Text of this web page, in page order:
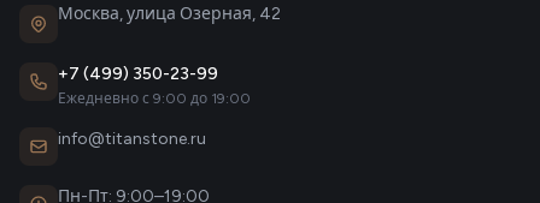
Москва, улица Озерная, 42
+7 (499) 350-23-99
Ежедневно с 9:00 до 19:00
info@titanstone.ru
Пн-Пт: 9:00–19:00